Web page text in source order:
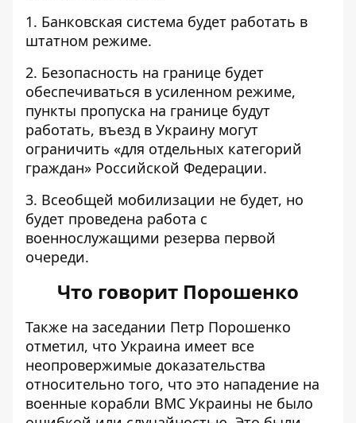
1. Банковская система будет работать в
штатном режиме.
2. Безопасность на границе будет
обеспечиваться в усиленном режиме,
пункты пропуска на границе будут
работать, въезд в Украину могут
ограничить «для отдельных категорий
граждан» Российской Федерации.
3. Всеобщей мобилизации не будет, но
будет проведена работа с
военнослужащими резерва первой
очереди.
Что говорит Порошенко
Также на заседании Петр Порошенко
отметил, что Украина имеет все
неопровержимые доказательства
относительно того, что это нападение на
военные корабли ВМС Украины не было